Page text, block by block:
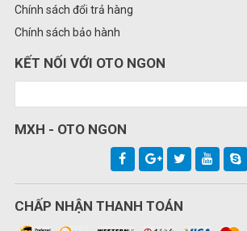
Chính sách đổi trả hàng
Chính sách bảo hành
KẾT NỐI VỚI OTO NGON
MXH - OTO NGON
CHẤP NHẬN THANH TOÁN